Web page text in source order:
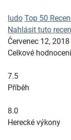
ludo Top 50
Nahlásit tuto
Červenec 12, 2018
Celkové hodnocení
7.5
Příběh
8.0
Herecké výkony